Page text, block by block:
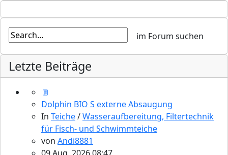
Letzte Beiträge
Dolphin BIO S externe Absaugung
In Teiche/Wasseraufbereitung, Filtertechnik
für Fisch- und Schwimmteiche
von Andi8881